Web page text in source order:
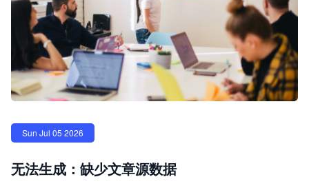
Sun Jul 05 2026
无法生成：缺少文章源数据